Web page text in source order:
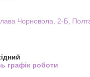
Чорновола, 2-Б,
графік роботи